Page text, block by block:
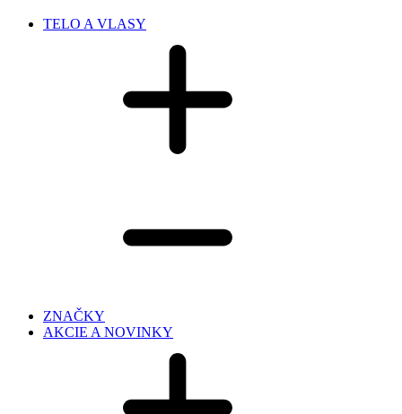
TELO A VLASY
ZNAČKY
AKCIE A NOVINKY